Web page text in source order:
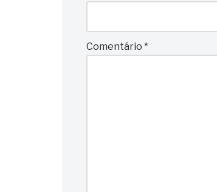
Comentário *